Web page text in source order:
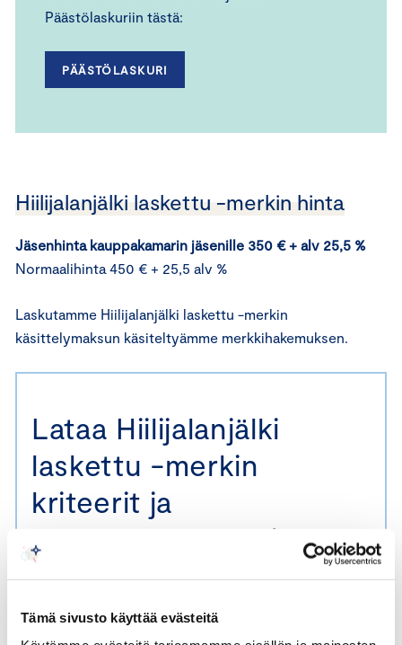
Tämä sivusto käyttää evästeitä
Päästölaskuriin tästä:
PÄÄSTÖLASKURI
Hiilijalanjälki laskettu -merkin hinta
Jäsenhinta kauppakamarin jäsenille 350 € + alv 25,5 %
Normaalihinta 450 € + 25,5 alv %
Laskutamme Hiilijalanjälki laskettu -merkin
käsittelymaksun käsiteltyämme merkkihakemuksen.
Lataa Hiilijalanjälki
laskettu -merkin
kriteerit ja
menettelytapaohjeet
antamalla
sähköpostiosoitteesi